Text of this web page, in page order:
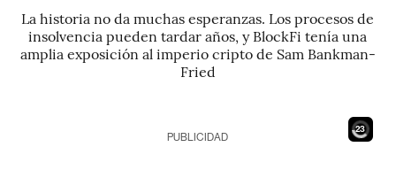
La historia no da muchas esperanzas. Los procesos de
insolvencia pueden tardar años, y BlockFi tenía una
amplia exposición al imperio cripto de Sam Bankman-
Fried
21
PUBLICIDAD